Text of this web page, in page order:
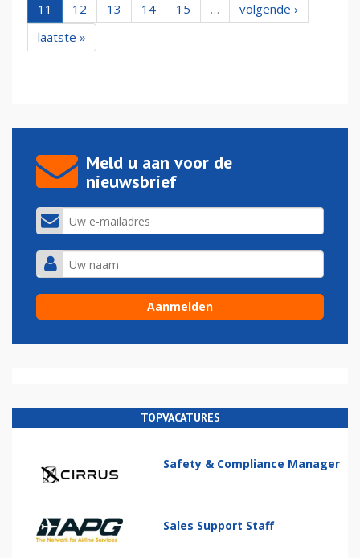
11
12 13 14 15 …
volgende ›
laatste »
Meld u aan voor de
nieuwsbrief
TOPVACATURES
Safety & Compliance Manager
Sales Support Staff